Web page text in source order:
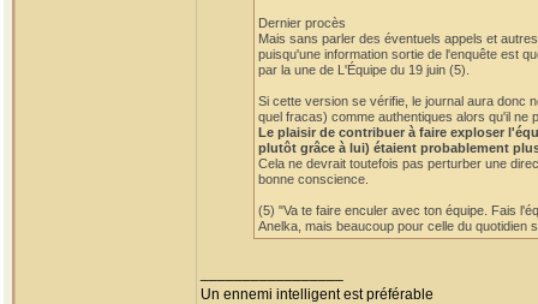
Dernier procès
Mais sans parler des éventuels appels et
puisqu'une information sortie de l'enquête est
par la une de L'Équipe du 19 juin (5).
Si cette version se vérifie, le journal aura donc
quel fracas) comme authentiques alors qu'il ne
Le plaisir de contribuer à faire exploser
plutôt grâce à lui) étaient probablement
Cela ne devrait toutefois pas perturber une
bonne conscience.
(5) "Va te faire enculer avec ton équipe. Fais
Anelka, mais beaucoup pour celle du quotidien
Un ennemi intelligent est préférable